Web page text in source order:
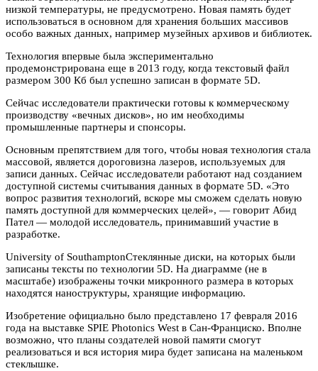
низкой температуры, не предусмотрено. Новая память будет
использоваться в основном для хранения больших массивов
особо важных данных, например музейных архивов и библиотек.
Технология впервые была экспериментально
продемонстрирована еще в 2013 году, когда текстовый файл
размером 300 Кб был успешно записан в формате 5D.
Сейчас исследователи практически готовы к коммерческому
производству «вечных дисков», но им необходимы
промышленные партнеры и спонсоры.
Основным препятствием для того, чтобы новая технология стала
массовой, является дороговизна лазеров, используемых для
записи данных. Сейчас исследователи работают над созданием
доступной системы считывания данных в формате 5D. «Это
вопрос развития технологий, вскоре мы сможем сделать новую
память доступной для коммерческих целей», — говорит Абид
Пател — молодой исследователь, принимавший участие в
разработке.
University of SouthamptonСтеклянные диски, на которых были
записаны тексты по технологии 5D. На диаграмме (не в
масштабе) изображены точки микронного размера в которых
находятся наноструктуры, хранящие информацию.
Изобретение официально было представлено 17 февраля 2016
года на выставке SPIE Photonics West в Сан-Франциско. Вполне
возможно, что планы создателей новой памяти смогут
реализоваться и вся история мира будет записана на маленьком
стеклышке.